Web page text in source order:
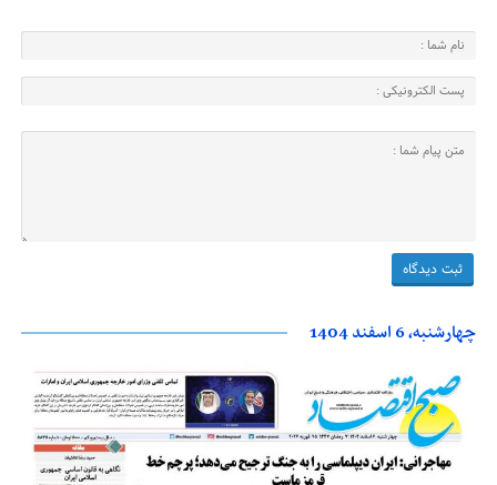
چهارشنبه، 6 اسفند 1404